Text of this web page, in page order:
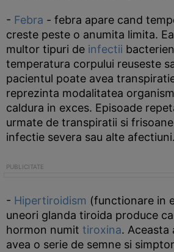
- Febra - febra apare cand
creste peste o anumita limita.
multor tipuri de infectii
temperatura corpului reuseste
pacientul poate avea
reprezinta modalitatea
caldura in exces. Episoade
urmate de transpiratii si
infectie severa sau alte afectiuni.
- Hipertiroidism (functionare in
uneori glanda tiroida produce
hormon numit tiroxina. Aceasta
avea o serie de semne si